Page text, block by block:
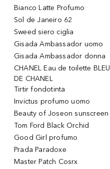
Bianco Latte Profumo
Sol de Janeiro 62
Sweed siero ciglia
Gisada Ambassador uomo
Gisada Ambassador donna
CHANEL Eau de toilette BLEU
DE CHANEL
Tirtir fondotinta
Invictus profumo uomo
Beauty of Joseon sunscreen
Tom Ford Black Orchid
Good Girl profumo
Prada Paradoxe
Master Patch Cosrx